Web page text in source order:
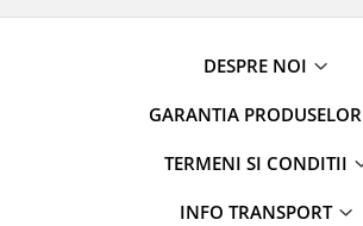
DESPRE NOI
GARANTIA PRODUSELOR
TERMENI SI CONDITII
INFO TRANSPORT